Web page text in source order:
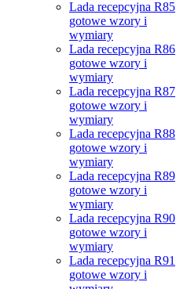
Lada recepcyjna R85
gotowe wzory i
wymiary
Lada recepcyjna R86
gotowe wzory i
wymiary
Lada recepcyjna R87
gotowe wzory i
wymiary
Lada recepcyjna R88
gotowe wzory i
wymiary
Lada recepcyjna R89
gotowe wzory i
wymiary
Lada recepcyjna R90
gotowe wzory i
wymiary
Lada recepcyjna R91
gotowe wzory i